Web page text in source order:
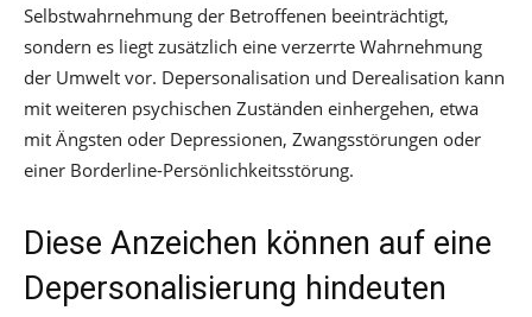
Selbstwahrnehmung der Betroffenen beeinträchtigt,
sondern es liegt zusätzlich eine verzerrte Wahrnehmung
der Umwelt vor. Depersonalisation und Derealisation kann
mit weiteren psychischen Zuständen einhergehen, etwa
mit Ängsten oder Depressionen, Zwangsstörungen oder
einer Borderline-Persönlichkeitsstörung.
Diese Anzeichen können auf eine
Depersonalisierung hindeuten